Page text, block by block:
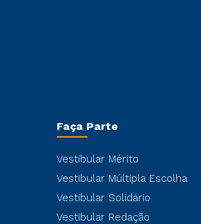
Faça Parte
Vestibular Mérito
Vestibular Múltipla Escolha
Vestibular Solidário
Vestibular Redação